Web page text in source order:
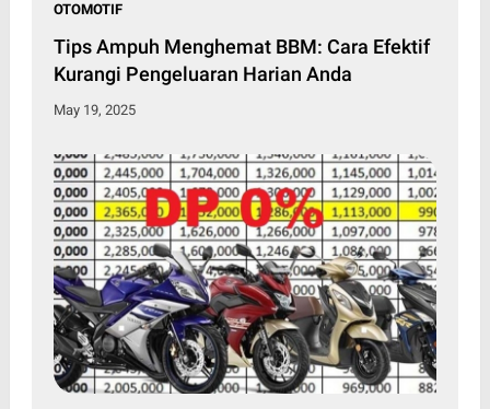
OTOMOTIF
Tips Ampuh Menghemat BBM: Cara Efektif
Kurangi Pengeluaran Harian Anda
May 19, 2025